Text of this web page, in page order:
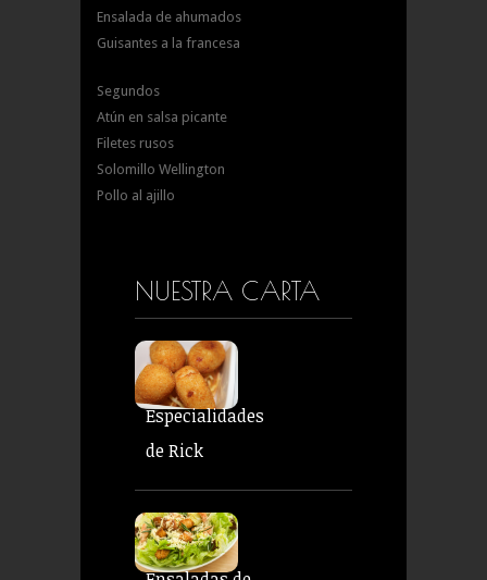
Ensalada de ahumados
Guisantes a la francesa
Segundos
Atún en salsa picante
Filetes rusos
Solomillo Wellington
Pollo al ajillo
NUESTRA CARTA
Especialidades
de Rick